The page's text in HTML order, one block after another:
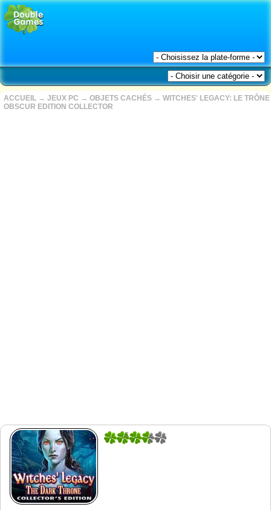
ACCUEIL → JEUX PC → OBJETS CACHÉS → WITCHES' LEGACY: LE TRÔNE
OBSCUR EDITION COLLECTOR
5